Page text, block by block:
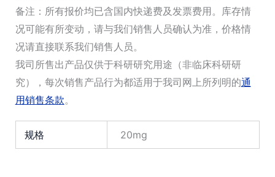
备注：所有报价均已含国内快递费及发票费用。库存情
况可能有所变动，请与我们销售人员确认为准，价格情
况请直接联系我们销售人员。
我司所售出产品仅供于科研研究用途（非临床科研研
究），每次销售产品行为都适用于我司网上所列明的通
用销售条款。
规格 20mg